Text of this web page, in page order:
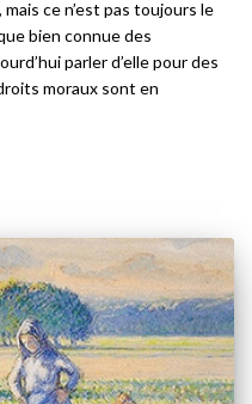
ce n’est pas toujours le
bien connue des
parler d’elle pour des
moraux sont en